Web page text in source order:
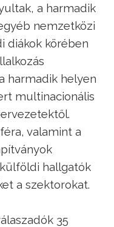
a harmadik
nemzetközi
diákok körében
harmadik helyen
multinacionális
valamint a
hallgatók
a szektorokat.
35